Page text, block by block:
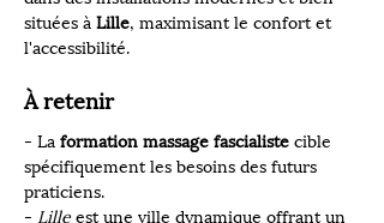
situées à Lille, maximisant le confort et
l'accessibilité.
À retenir
- La formation massage fascialiste cible
spécifiquement les besoins des futurs
praticiens.
- Lille est une ville dynamique offrant un